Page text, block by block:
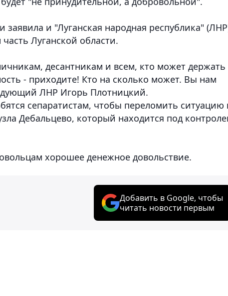
и "Луганская народная республика"
Луганской области.
десантникам и всем, кто может держать
- приходите! Кто на сколько может. Вы нам
ЛНР Игорь Плотницкий.
сепаратистам, чтобы переломить ситуацию
Дебальцево, который находится под
хорошее денежное довольствие.
Добавить в Google, чтобы
читать новости первым